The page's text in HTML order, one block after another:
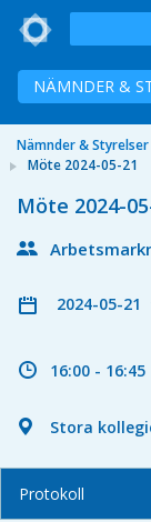
NÄMNDER &
Nämnder & Styrelser
Möte 2024-05-21
Möte 2024-
2024-05-21
16:00 - 16:45
Stora
Protokoll